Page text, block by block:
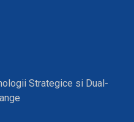
Strategice si Dual-